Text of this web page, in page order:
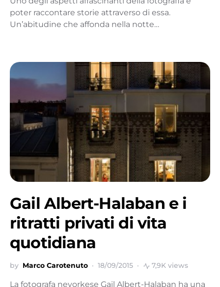
poter raccontare storie attraverso di essa.
Un’abitudine che affonda nella notte…
Gail Albert-Halaban e i
ritratti privati di vita
quotidiana
by Marco Carotenuto 18/09/2015 7,9K views
La fotografa neyorkese Gail Albert-Halaban ha una